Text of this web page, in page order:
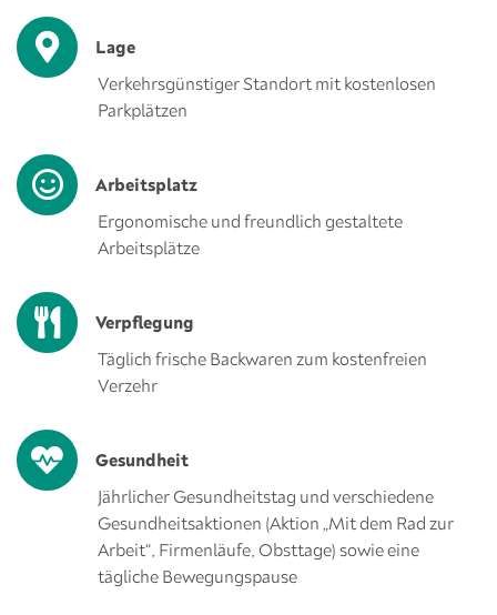
Lage
Verkehrsgünstiger Standort mit kostenlosen
Parkplätzen
Arbeitsplatz
Ergonomische und freundlich gestaltete
Arbeitsplätze
Verpflegung
Täglich frische Backwaren zum kostenfreien
Verzehr
Gesundheit
Jährlicher Gesundheitstag und verschiedene
Gesundheitsaktionen (Aktion „Mit dem Rad zur
Arbeit“, Firmenläufe, Obsttage) sowie eine
tägliche Bewegungspause